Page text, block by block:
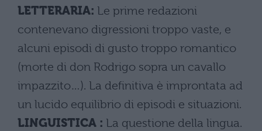
LETTERARIA: Le prime redazioni
contenevano digressioni troppo vaste, e
alcuni episodi di gusto troppo romantico
(morte di don Rodrigo sopra un cavallo
impazzito…). La definitiva è improntata ad
un lucido equilibrio di episodi e situazioni.
LINGUISTICA : La questione della lingua.